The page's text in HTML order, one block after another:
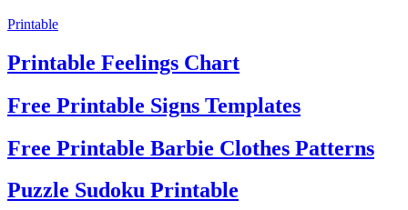
Printable
Printable Feelings Chart
Free Printable Signs Templates
Free Printable Barbie Clothes Patterns
Puzzle Sudoku Printable